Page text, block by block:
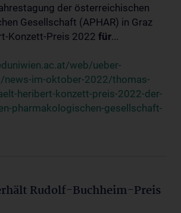
der österreichischen
Gesellschaft (APHAR) in Graz
Konzett-Preis 2022 für...
web/ueber-
im-oktober-2022/thomas-
heribert-konzett-preis-2022-der-
pharmakologischen-gesellschaft-
Rudolf-Buchheim-Preis